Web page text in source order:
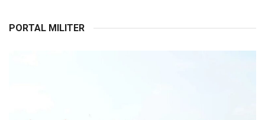
PORTAL MILITER